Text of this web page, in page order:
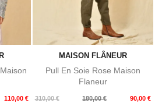
110,00 €
MAISON FLÂNEUR
Pull En Soie Rose Maison
Flaneur
310,00 €
Prix
180,00 € 90,00 €
Prix